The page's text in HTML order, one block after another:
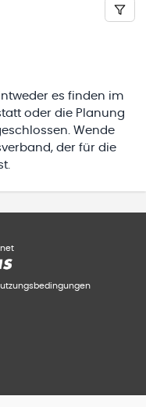
es finden im
oder die Planung
Wende
der für die